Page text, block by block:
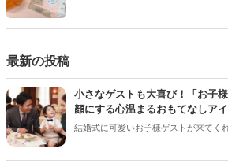
か？今回の記事では無料でダウンロー
最新の投稿
小さなゲストも大喜び！「お子
顔にする心温まるおもてなしア
結婚式に可愛いお子様ゲストが来てく
雰囲気になりますよね！でも、ご招待